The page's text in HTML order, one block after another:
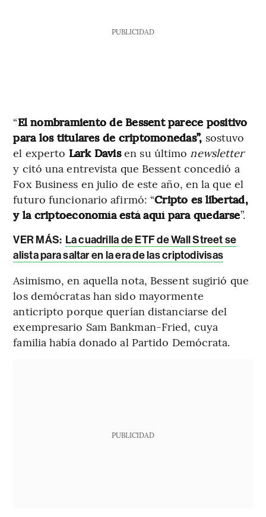
PUBLICIDAD
“El nombramiento de Bessent parece positivo
para los titulares de criptomonedas”, sostuvo
el experto Lark Davisen su último newsletter
y citó una entrevista que Bessent concedió a
Fox Business en julio de este año, en la que el
futuro funcionario afirmó: “Cripto es libertad,
y la criptoeconomía está aquí para quedarse”.
VER MÁS: La cuadrilla de ETF de Wall Street se
alista para saltar en la era de las criptodivisas
Asimismo, en aquella nota, Bessent sugirió que
los demócratas han sido mayormente
anticripto porque querían distanciarse del
exempresario Sam Bankman-Fried, cuya
familia había donado al Partido Demócrata.
PUBLICIDAD